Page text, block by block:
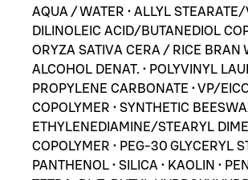
AQUA / WATER • ALLYL STEARATE/
DILINOLEIC ACID/BUTANEDIOL
ORYZA SATIVA CERA / RICE BRAN
ALCOHOL DENAT. • POLYVINYL
PROPYLENE CARBONATE • VP/
COPOLYMER • SYNTHETIC
ETHYLENEDIAMINE/STEARYL
COPOLYMER • PEG-30 GLYCERYL
PANTHENOL • SILICA • KAOLIN •